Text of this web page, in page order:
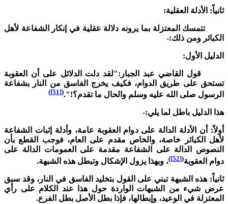
الأدلة العقلية:
المعتزلة بما يرونه دلالة عقلية في إنكار الشفاعة لأهل
ومن ذلك:-
الأول:
القاضي عبد الجبار:"لقد دلت الدلائل على أن العقوبة
على طريق الدوام، فكيف يخرج الفاسق من النار بشفاعة
صلى الله عليه وسلم والحال ما تقدم؟!". (
[51]
)
الدليل باطل لما يلي:-
أن الأدلة الدالة على دوام العقوبة عامة، وأدلة إثبات الشفاعة
الكبائر خاصة، والخاص مقدم على العام، فوجب القطع بأن
الدالة على الشفاعة مقدمة على العمومات الدالة على
العقوبة [52]
)، وبهذا يزول الإشكال وتبطل هذه الشبهة.
هذه الشبهة تبني على القول بتخليد الفاسق في النار، وقد سبق
شيء من الشبهات الواردة حول هذا عند الكلام على رأي
في الوعيد، وإبطالها، فإذا بطل الأصل بطل الفرع.